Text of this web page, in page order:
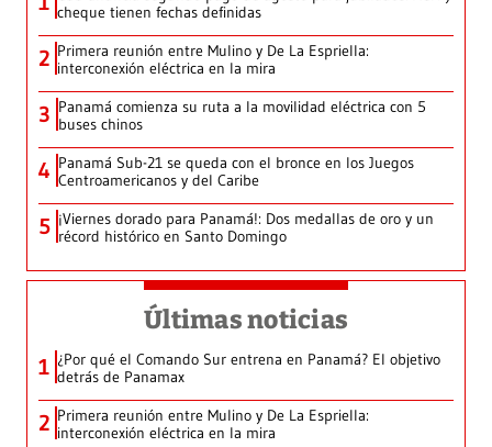
cheque tienen fechas definidas
2 Primera reunión entre Mulino y De La Espriella:
interconexión eléctrica en la mira
3 Panamá comienza su ruta a la movilidad eléctrica con 5
buses chinos
4 Panamá Sub-21 se queda con el bronce en los Juegos
Centroamericanos y del Caribe
5 ¡Viernes dorado para Panamá!: Dos medallas de oro y un
récord histórico en Santo Domingo
Últimas noticias
1 ¿Por qué el Comando Sur entrena en Panamá? El objetivo
detrás de Panamax
2 Primera reunión entre Mulino y De La Espriella:
interconexión eléctrica en la mira